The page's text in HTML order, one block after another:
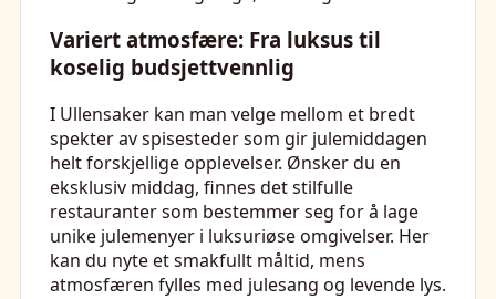
Variert atmosfære: Fra luksus til
koselig budsjettvennlig
I Ullensaker kan man velge mellom et bredt
spekter av spisesteder som gir julemiddagen
helt forskjellige opplevelser. Ønsker du en
eksklusiv middag, finnes det stilfulle
restauranter som bestemmer seg for å lage
unike julemenyer i luksuriøse omgivelser. Her
kan du nyte et smakfullt måltid, mens
atmosfæren fylles med julesang og levende lys.